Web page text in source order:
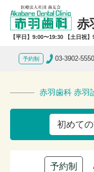
赤
【平日】9:00〜19:30 【土日祝
予約制 03-3902-5550
赤羽歯科 赤羽
初めて
予約制